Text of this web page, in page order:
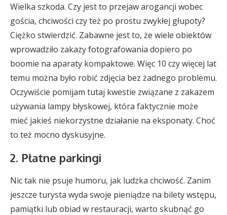
Wielka szkoda. Czy jest to przejaw arogancji wobec
gościa, chciwości czy też po prostu zwykłej głupoty?
Ciężko stwierdzić. Zabawne jest to, że wiele obiektów
wprowadziło zakazy fotografowania dopiero po
boomie na aparaty kompaktowe. Więc 10 czy więcej lat
temu można było robić zdjęcia bez żadnego problemu.
Oczywiście pomijam tutaj kwestie związane z zakazem
używania lampy błyskowej, która faktycznie może
mieć jakieś niekorzystne działanie na eksponaty. Choć
to też mocno dyskusyjne.
2. Płatne parkingi
Nic tak nie psuje humoru, jak ludzka chciwość. Zanim
jeszcze turysta wyda swoje pieniądze na bilety wstępu,
pamiątki lub obiad w restauracji, warto skubnąć go